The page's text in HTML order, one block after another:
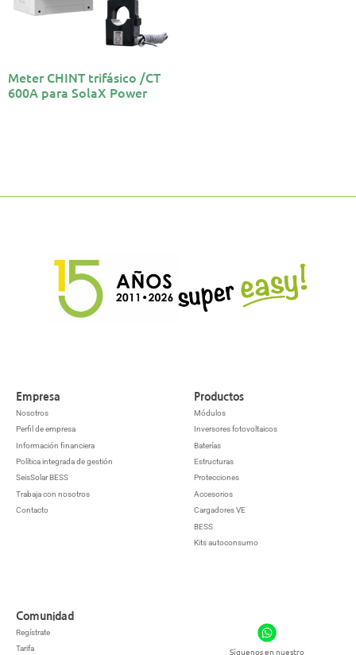
Meter CHINT trifásico /CT
600A para SolaX Power
Empresa
Nosotros
Perfil de empresa
Información financiera
Política integrada de gestión
SeisSolar BESS
Trabaja con nosotros
Contacto
Productos
Módulos
Inversores fotovoltaicos
Baterías
Estructuras
Protecciones
Accesorios
Cargadores VE
BESS
Kits autoconsumo
Comunidad
Regístrate
Tarifa
Síguenos en nuestro